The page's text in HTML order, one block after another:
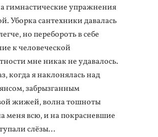
гимнастические упражнения
Уборка сантехники давалась
но перебороть в себе
к человеческой
мне никак не удавалось.
когда я наклонялась над
забрызганным
жижей, волна тошноты
меня всю, и на покрасневшие
слёзы...